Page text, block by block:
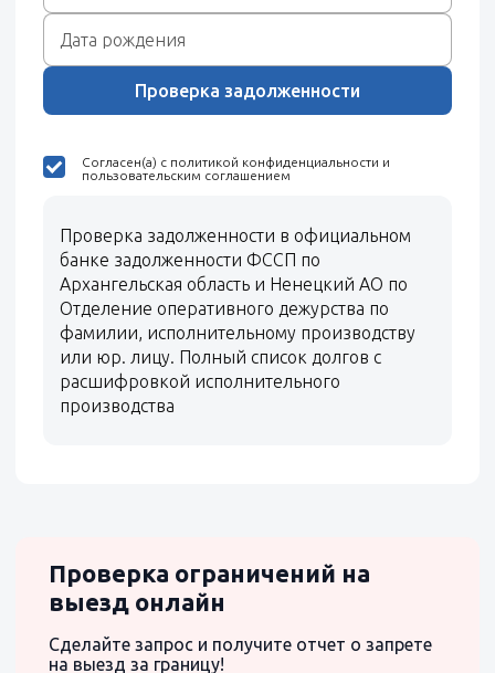
Проверка задолженности
Согласен(а) с политикой конфиденциальности и
пользовательским соглашением
Проверка задолженности в официальном
банке задолженности ФССП по
Архангельская область и Ненецкий АО по
Отделение оперативного дежурства по
фамилии, исполнительному производству
или юр. лицу. Полный список долгов с
расшифровкой исполнительного
производства
Проверка ограничений на
выезд онлайн
Сделайте запрос и получите отчет о запрете
на выезд за границу!